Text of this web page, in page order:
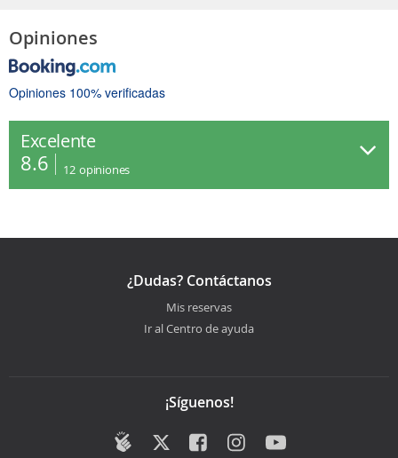
Opiniones
Opiniones 100% verificadas
Excelente
8.6 12 opiniones
¿Dudas? Contáctanos
Mis reservas
Ir al Centro de ayuda
¡Síguenos!